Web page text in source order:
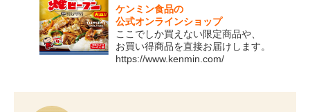
ケンミン食品の
公式オンラインショップ
ここでしか買えない限定商品や、
お買い得商品を直接お届けします。
https://www.kenmin.com/